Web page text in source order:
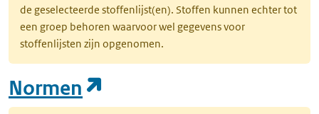
de geselecteerde stoffenlijst(en). Stoffen kunnen echter tot
een groep behoren waarvoor wel gegevens voor
stoffenlijsten zijn opgenomen.
Normen